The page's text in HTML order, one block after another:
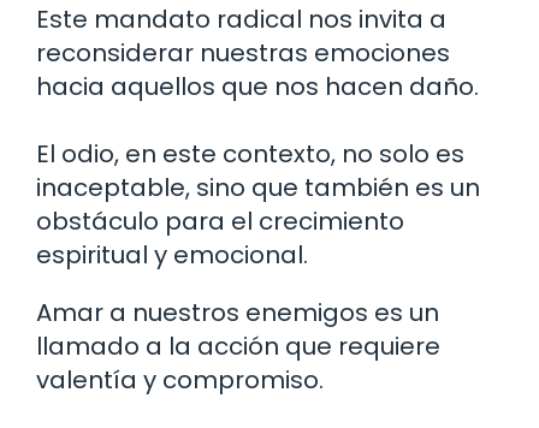
Este mandato radical nos invita a
reconsiderar nuestras emociones
hacia aquellos que nos hacen daño.
El odio, en este contexto, no solo es
inaceptable, sino que también es un
obstáculo para el crecimiento
espiritual y emocional.
Amar a nuestros enemigos es un
llamado a la acción que requiere
valentía y compromiso.